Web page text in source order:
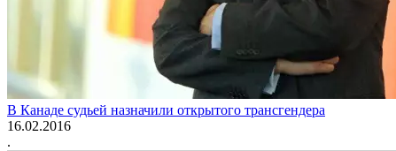
В Канаде судьей назначили открытого трансгендера
16.02.2016
.